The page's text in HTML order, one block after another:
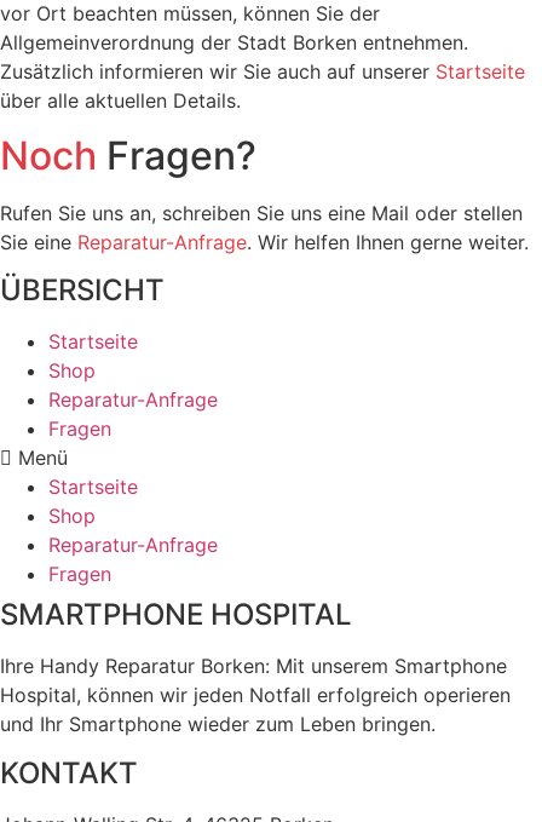
vor Ort beachten müssen, können Sie der
Allgemeinverordnung der Stadt Borken entnehmen.
Zusätzlich informieren wir Sie auch auf unserer Startseite
über alle aktuellen Details.
Noch Fragen?
Rufen Sie uns an, schreiben Sie uns eine Mail oder stellen
Sie eine Reparatur-Anfrage. Wir helfen Ihnen gerne weiter.
ÜBERSICHT
Startseite
Shop
Reparatur-Anfrage
Fragen
Menü
Startseite
Shop
Reparatur-Anfrage
Fragen
SMARTPHONE HOSPITAL
Ihre Handy Reparatur Borken: Mit unserem Smartphone
Hospital, können wir jeden Notfall erfolgreich operieren
und Ihr Smartphone wieder zum Leben bringen.
KONTAKT